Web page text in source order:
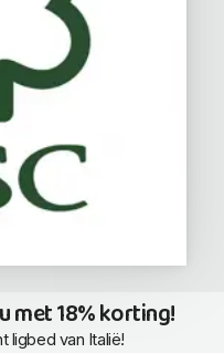
met 18% korting!
ligbed van Italië!